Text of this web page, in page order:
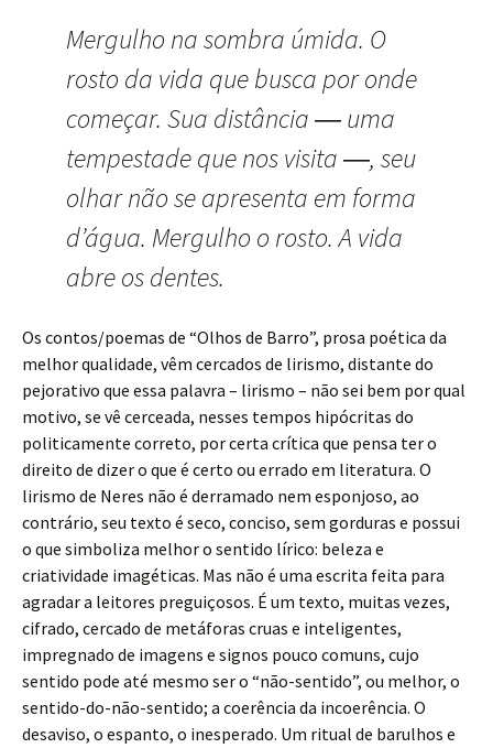
Mergulho na sombra úmida. O
rosto da vida que busca por onde
começar. Sua distância ― uma
tempestade que nos visita ―, seu
olhar não se apresenta em forma
d’água. Mergulho o rosto. A vida
abre os dentes.
Os contos/poemas de “Olhos de Barro”, prosa poética da
melhor qualidade, vêm cercados de lirismo, distante do
pejorativo que essa palavra – lirismo – não sei bem por qual
motivo, se vê cerceada, nesses tempos hipócritas do
politicamente correto, por certa crítica que pensa ter o
direito de dizer o que é certo ou errado em literatura. O
lirismo de Neres não é derramado nem esponjoso, ao
contrário, seu texto é seco, conciso, sem gorduras e possui
o que simboliza melhor o sentido lírico: beleza e
criatividade imagéticas. Mas não é uma escrita feita para
agradar a leitores preguiçosos. É um texto, muitas vezes,
cifrado, cercado de metáforas cruas e inteligentes,
impregnado de imagens e signos pouco comuns, cujo
sentido pode até mesmo ser o “não-sentido”, ou melhor, o
sentido-do-não-sentido; a coerência da incoerência. O
desaviso, o espanto, o inesperado. Um ritual de barulhos e